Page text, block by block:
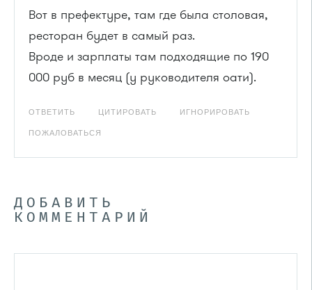
Вот в префектуре, там где была столовая,
ресторан будет в самый раз.
Вроде и зарплаты там подходящие по 190
000 руб в месяц (у руководителя оати).
ОТВЕТИТЬ ЦИТИРОВАТЬ ИГНОРИРОВАТЬ
ПОЖАЛОВАТЬСЯ
ДОБАВИТЬ
КОММЕНТАРИЙ